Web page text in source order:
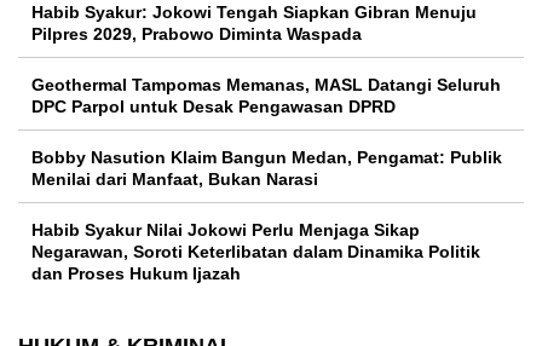
Habib Syakur: Jokowi Tengah Siapkan Gibran Menuju
Pilpres 2029, Prabowo Diminta Waspada
Geothermal Tampomas Memanas, MASL Datangi Seluruh
DPC Parpol untuk Desak Pengawasan DPRD
Bobby Nasution Klaim Bangun Medan, Pengamat: Publik
Menilai dari Manfaat, Bukan Narasi
Habib Syakur Nilai Jokowi Perlu Menjaga Sikap
Negarawan, Soroti Keterlibatan dalam Dinamika Politik
dan Proses Hukum Ijazah